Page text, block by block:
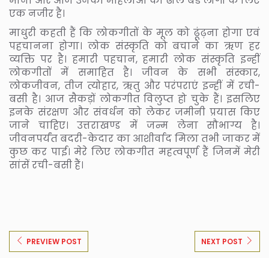
एक नजीर है।
माधुरी कहती हैं कि लोकगीतों के मूल को ढूंढ़ना होगा एवं
पहचानना होगा। लोक संस्कृति को बचाने का ऋण हर
व्यक्ति पर है। हमारी पहचान, हमारी लोक संस्कृति इन्हीं
लोकगीतों में समाहित है। जीवन के सभी संस्कार,
लोकजीवन, तीज त्योहार, ऋतु और परंपराएं इन्हीं में रची-
बसी है। आज सैकड़ों लोकगीत विलुप्त हो चुके हैं। इसलिए
इनके संरक्षण और संवर्धन को लेकर जमीनी प्रयास किए
जाने चाहिए। उत्तराखण्ड में जन्म लेना सौभाग्य है।
जीवनपर्यंत बदरी-केदार का आशीर्वाद मिला तभी जाकर में
कुछ कर पाई। मेरे लिए लोकगीत महत्वपूर्ण हैं जिनमें मेरी
सांसें रची-बसी हैं।
PREVIEW POST NEXT POST